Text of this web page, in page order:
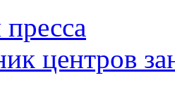
центров